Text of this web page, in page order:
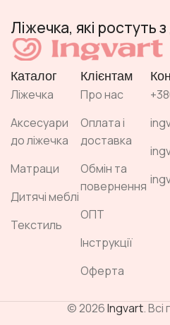
Ліжечка, які ростуть
Каталог
Ліжечка
Аксесуари
до ліжечка
Матраци
Дитячі меблі
Текстиль
Клієнтам
Про нас
Оплата і
доставка
Обмін та
повернення
ОПТ
Інструкції
Оферта
© 2026Ingvart.